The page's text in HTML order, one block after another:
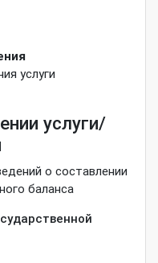
услуги
услуги/
о составлении
баланса